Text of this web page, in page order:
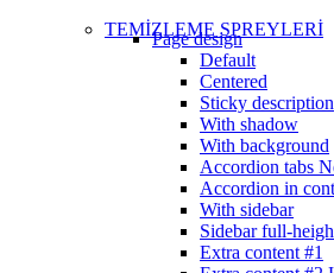
TEMİZLEME SPREYLERİ
Page design
Default
Centered
Sticky description
With shadow
With background
Accordion tabs
Accordion in
With sidebar
Sidebar full-
Extra content #1